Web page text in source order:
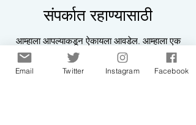
संपर्कात रहाण्यासाठी
आम्हाला आपल्याकडून ऐकायला आवडेल. आम्हाला एक
ओळ ड्रॉप करा.
Email Twitter Instagram Facebook